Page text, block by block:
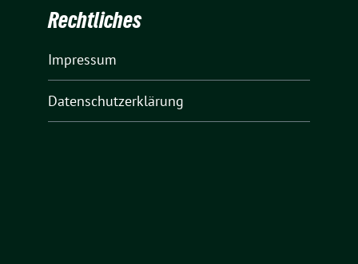
Rechtliches
Impressum
Datenschutzerklärung